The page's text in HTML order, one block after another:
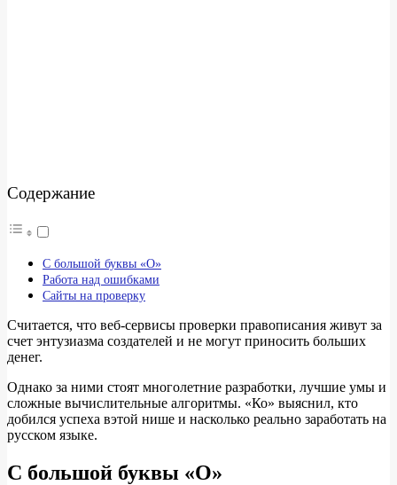
Содержание
С большой буквы «О»
Работа над ошибками
Сайты на проверку
Считается, что веб-сервисы проверки правописания живут за
счет энтузиазма создателей и не могут приносить больших
денег.
Однако за ними стоят многолетние разработки, лучшие умы и
сложные вычислительные алгоритмы. «Ко» выяснил, кто
добился успеха вэтой нише и насколько реально заработать на
русском языке.
С большой буквы «О»